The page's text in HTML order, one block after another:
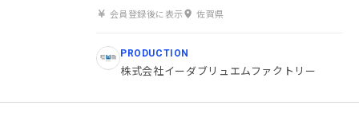
会員登録後に表示 佐賀県
PRODUCTION
株式会社イーダブリュエムファクトリー